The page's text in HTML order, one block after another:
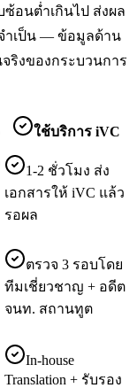
อนต่ำเกินไป ส่งผล
จำเป็น — ข้อมูลด้าน
ริงของกระบวนการ
ใช้บริการ iVC
1-2 ชั่วโมง ส่ง
เอกสารให้ iVC แล้ว
รอผล
ตรวจ 3 รอบโดย
ทีมเชี่ยวชาญ + อดีต
จนท. สถานทูต
In-house
Translation + รับรอง